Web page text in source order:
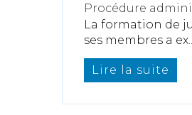
Procédure
La formation de
ses membres a
Lire la suite